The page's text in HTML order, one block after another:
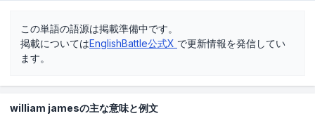
この単語の語源は掲載準備中です。
掲載についてはEnglishBattle公式X で更新情報を発信してい
ます。
william jamesの主な意味と例文